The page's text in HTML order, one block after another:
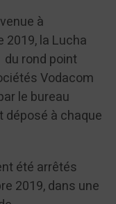
à
la Lucha
rond point
Vodacom
le bureau
déposé à chaque
été arrêtés
2019, dans une